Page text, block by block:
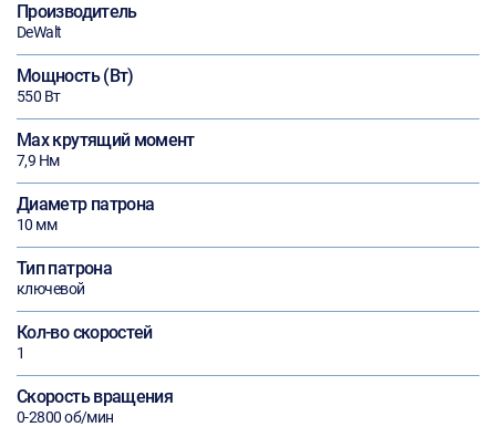
Производитель
DeWalt
Мощность (Вт)
550 Вт
Max крутящий момент
7,9 Нм
Диаметр патрона
10 мм
Тип патрона
ключевой
Кол-во скоростей
1
Скорость вращения
0-2800 об/мин